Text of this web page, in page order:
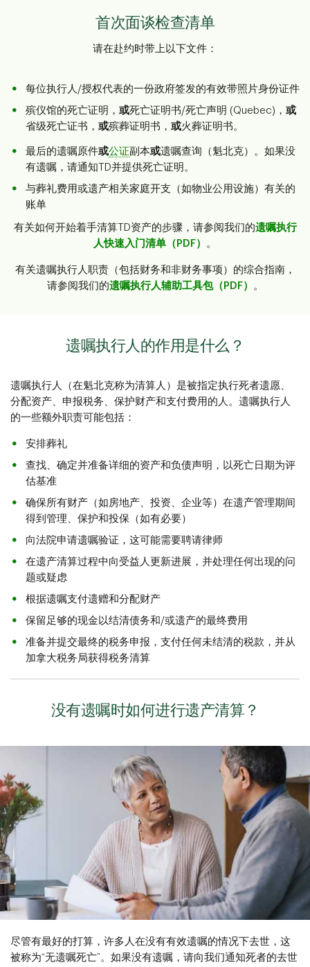
首次面谈检查清单
请在赴约时带上以下文件：
每位执行人/授权代表的一份政府签发的有效带照片身份证件
殡仪馆的死亡证明， 或死亡证明书/死亡声明 (Quebec)， 或
省级死亡证书， 或殡葬证明书， 或火葬证明书。
最后的遗嘱原件或公证副本或遗嘱查询（魁北克）。如果没
有遗嘱，请通知TD并提供死亡证明。
与葬礼费用或遗产相关家庭开支（如物业公用设施）有关的
账单
有关如何开始着手清算TD资产的步骤，请参阅我们的遗嘱执行
人快速入门清单（PDF） 。
有关遗嘱执行人职责（包括财务和非财务事项）的综合指南，
请参阅我们的遗嘱执行人辅助工具包（PDF） 。
遗嘱执行人的作用是什么？
遗嘱执行人（在魁北克称为清算人）是被指定执行死者遗愿、
分配资产、申报税务、保护财产和支付费用的人。遗嘱执行人
的一些额外职责可能包括：
安排葬礼
查找、确定并准备详细的资产和负债声明，以死亡日期为评
估基准
确保所有财产（如房地产、投资、企业等）在遗产管理期间
得到管理、保护和投保（如有必要）
向法院申请遗嘱验证，这可能需要聘请律师
在遗产清算过程中向受益人更新进展，并处理任何出现的问
题或疑虑
根据遗嘱支付遗赠和分配财产
保留足够的现金以结清债务和/或遗产的最终费用
准备并提交最终的税务申报，支付任何未结清的税款，并从
加拿大税务局获得税务清算
没有遗嘱时如何进行遗产清算？
尽管有最好的打算，许多人在没有有效遗嘱的情况下去世，这
被称为“无遗嘱死亡”。如果没有遗嘱，请向我们通知死者的去世